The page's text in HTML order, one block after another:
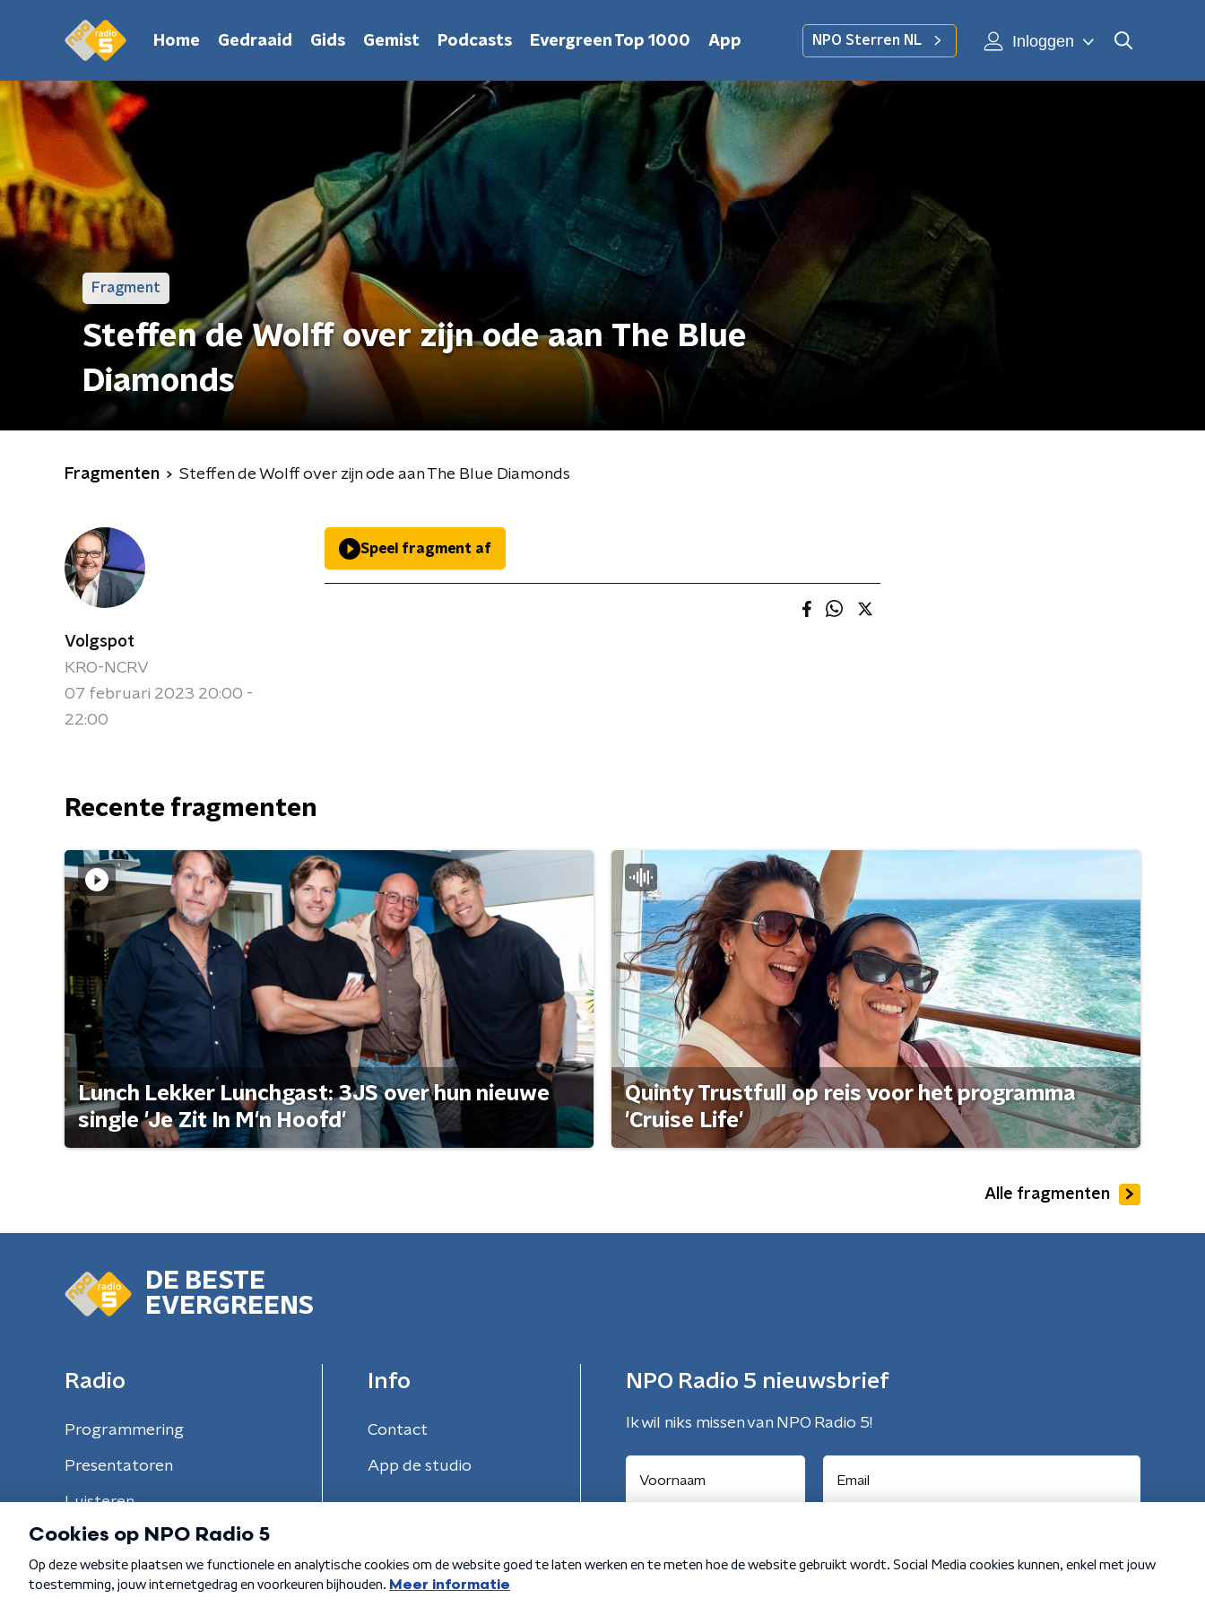
Home Gedraaid Gids Gemist Podcasts Evergreen Top 1000 App NPO Sterren NL Inloggen
Fragment
Steffen de Wolff over zijn ode aan The Blue
Diamonds
Fragmenten Steffen de Wolff over zijn ode aan The Blue Diamonds
Volgspot
KRO-NCRV
07 februari 2023 20:00 -
22:00
Speel fragment af
Recente fragmenten
Lunch Lekker Lunchgast: 3JS over hun nieuwe
single 'Je Zit In M'n Hoofd'
Quinty Trustfull op reis voor het programma
'Cruise Life'
Alle fragmenten
DE BESTE
EVERGREENS
Radio
Programmering
Presentatoren
Luisteren
Info
Contact
App de studio
NPO Radio 5 nieuwsbrief
Ik wil niks missen van NPO Radio 5!
Algemene voorwaarden Privacybeleid